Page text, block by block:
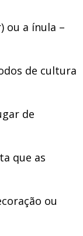
ou a ínula –
de cultura
de
que as
ou